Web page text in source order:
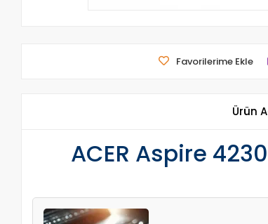
Favorilerime Ekle
Ürün
ACER Aspire